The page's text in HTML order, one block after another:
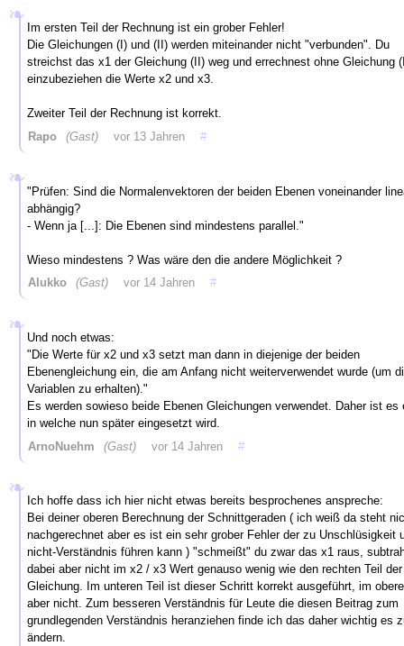
Im ersten Teil der Rechnung ist ein grober Fehler!
Die Gleichungen (I) und (II) werden miteinander nicht "verbunden". Du
streichst das x1 der Gleichung (II) weg und errechnest ohne Gleichung
einzubeziehen die Werte x2 und x3.
Zweiter Teil der Rechnung ist korrekt.
Rapo
(Gast) vor 13 Jahren #
"Prüfen: Sind die Normalenvektoren der beiden Ebenen voneinander
abhängig?
- Wenn ja [...]: Die Ebenen sind mindestens parallel."
Wieso mindestens ? Was wäre den die andere Möglichkeit ?
Alukko
(Gast) vor 14 Jahren #
Und noch etwas:
"Die Werte für x2 und x3 setzt man dann in diejenige der beiden
Ebenengleichung ein, die am Anfang nicht weiterverwendet wurde (um
Variablen zu erhalten)."
Es werden sowieso beide Ebenen Gleichungen verwendet. Daher ist es
in welche nun später eingesetzt wird.
ArnoNuehm
(Gast) vor 14 Jahren #
Ich hoffe dass ich hier nicht etwas bereits besprochenes anspreche:
Bei deiner oberen Berechnung der Schnittgeraden ( ich weiß da steht
nachgerechnet aber es ist ein sehr grober Fehler der zu Unschlüsigkeit
nicht-Verständnis führen kann ) "schmeißt" du zwar das x1 raus,
dabei aber nicht im x2 / x3 Wert genauso wenig wie den rechten Teil der
Gleichung. Im unteren Teil ist dieser Schritt korrekt ausgeführt, im
aber nicht. Zum besseren Verständnis für Leute die diesen Beitrag zum
grundlegenden Verständnis heranziehen finde ich das daher wichtig es
ändern.